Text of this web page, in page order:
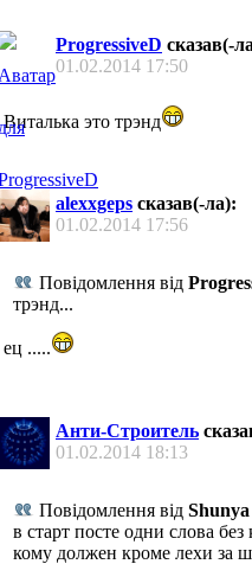
ProgressiveD сказав(-
01.02.2014 17:50
Виталька это трэнд
alexxgeps сказав(-ла):
01.02.2014 17:56
Повідомлення від
трэнд...
ец .....
Анти-Строитель
01.02.2014 18:13
Повідомлення від Shunya
в старт посте одни слова
кому должен кроме лехи за